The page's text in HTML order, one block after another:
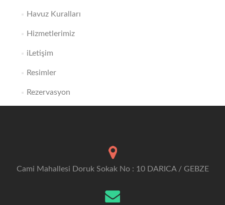
Havuz Kuralları
Hizmetlerimiz
iLetişim
Resimler
Rezervasyon
Cami Mahallesi Doruk Sokak No : 10 DARICA / GEBZE